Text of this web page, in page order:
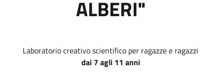
ALBERI"
Laboratorio creativo scientifico per ragazze e ragazzi
dai 7 agli 11 anni